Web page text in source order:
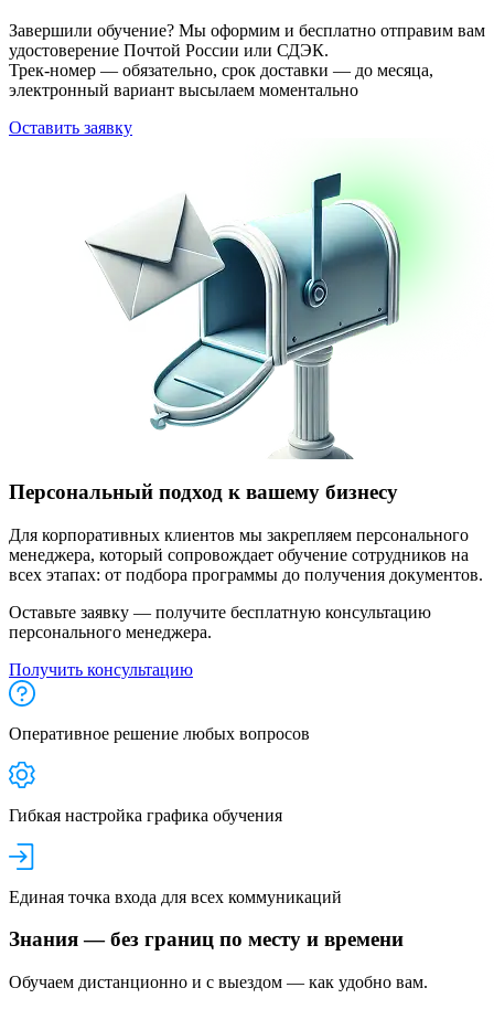
Завершили обучение? Мы оформим и бесплатно отправим вам
удостоверение Почтой России или СДЭК.
Трек-номер — обязательно, срок доставки — до месяца,
электронный вариант высылаем моментально
Оставить заявку
Персональный подход к вашему бизнесу
Для корпоративных клиентов мы закрепляем персонального
менеджера, который сопровождает обучение сотрудников на
всех этапах: от подбора программы до получения документов.
Оставьте заявку — получите бесплатную консультацию
персонального менеджера.
Получить консультацию
Оперативное решение любых вопросов
Гибкая настройка графика обучения
Единая точка входа для всех коммуникаций
Знания — без границ по месту и времени
Обучаем дистанционно и с выездом — как удобно вам.